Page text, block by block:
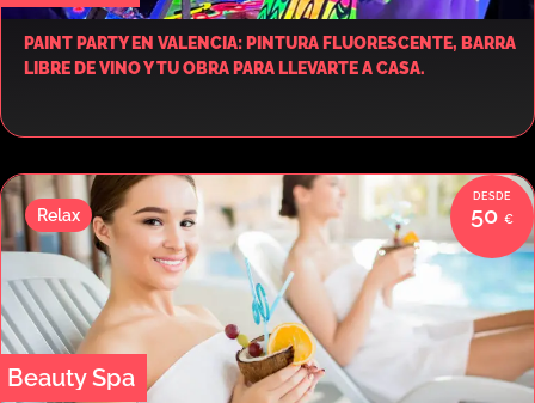
PAINT PARTY EN VALENCIA: PINTURA FLUORESCENTE, BARRA
LIBRE DE VINO Y TU OBRA PARA LLEVARTE A CASA.
Beauty Spa
50
Relax